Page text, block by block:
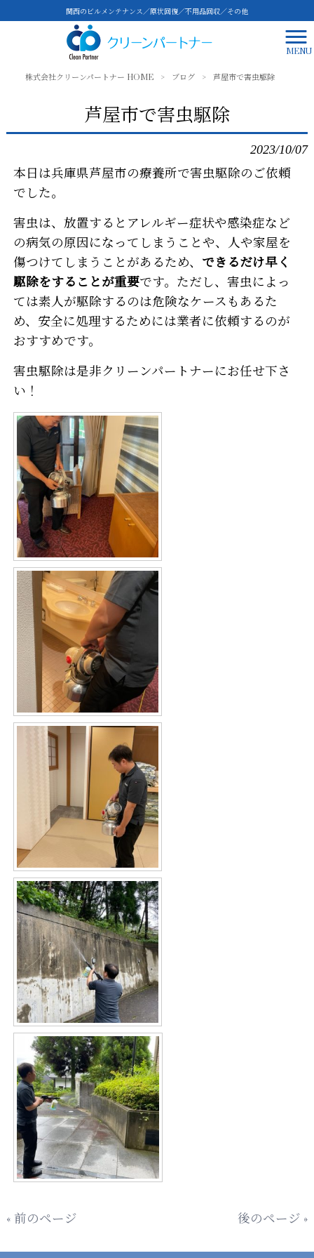
関西のビルメンテナンス／原状回復／不用品回収／その他
MENU
株式会社クリーンパートナー HOME > ブログ > 芦屋市で害虫駆除
芦屋市で害虫駆除
2023/10/07
本日は兵庫県芦屋市の療養所で害虫駆除のご依頼
でした。
害虫は、放置するとアレルギー症状や感染症など
の病気の原因になってしまうことや、人や家屋を
傷つけてしまうことがあるため、 できるだけ早く
駆除をすることが重要です。ただし、害虫によっ
ては素人が駆除するのは危険なケースもあるた
め、安全に処理するためには業者に依頼するのが
おすすめです。
害虫駆除は是非クリーンパートナーにお任せ下さ
い！
« 前のページ 後のページ »